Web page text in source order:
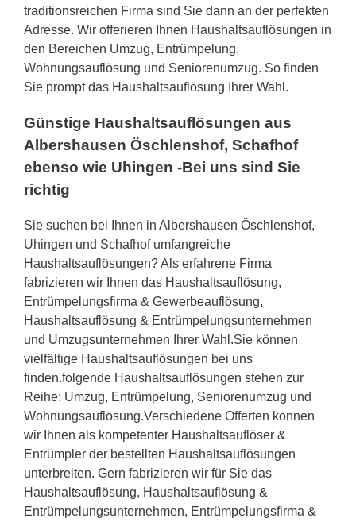
traditionsreichen Firma sind Sie dann an der perfekten
Adresse. Wir offerieren Ihnen Haushaltsauflösungen in
den Bereichen Umzug, Entrümpelung,
Wohnungsauflösung und Seniorenumzug. So finden
Sie prompt das Haushaltsauflösung Ihrer Wahl.
Günstige Haushaltsauflösungen aus
Albershausen Öschlenshof, Schafhof
ebenso wie Uhingen -Bei uns sind Sie
richtig
Sie suchen bei Ihnen in Albershausen Öschlenshof,
Uhingen und Schafhof umfangreiche
Haushaltsauflösungen? Als erfahrene Firma
fabrizieren wir Ihnen das Haushaltsauflösung,
Entrümpelungsfirma & Gewerbeauflösung,
Haushaltsauflösung & Entrümpelungsunternehmen
und Umzugsunternehmen Ihrer Wahl.Sie können
vielfältige Haushaltsauflösungen bei uns
finden.folgende Haushaltsauflösungen stehen zur
Reihe: Umzug, Entrümpelung, Seniorenumzug und
Wohnungsauflösung.Verschiedene Offerten können
wir Ihnen als kompetenter Haushaltsauflöser &
Entrümpler der bestellten Haushaltsauflösungen
unterbreiten. Gern fabrizieren wir für Sie das
Haushaltsauflösung, Haushaltsauflösung &
Entrümpelungsunternehmen, Entrümpelungsfirma &